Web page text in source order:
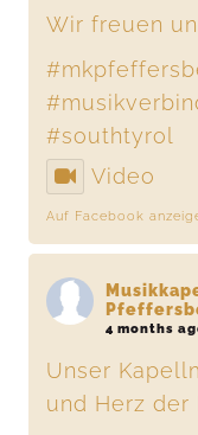
Wir freuen
#southtyrol
Video
Auf Facebook
4 months
Unser
und Herz der